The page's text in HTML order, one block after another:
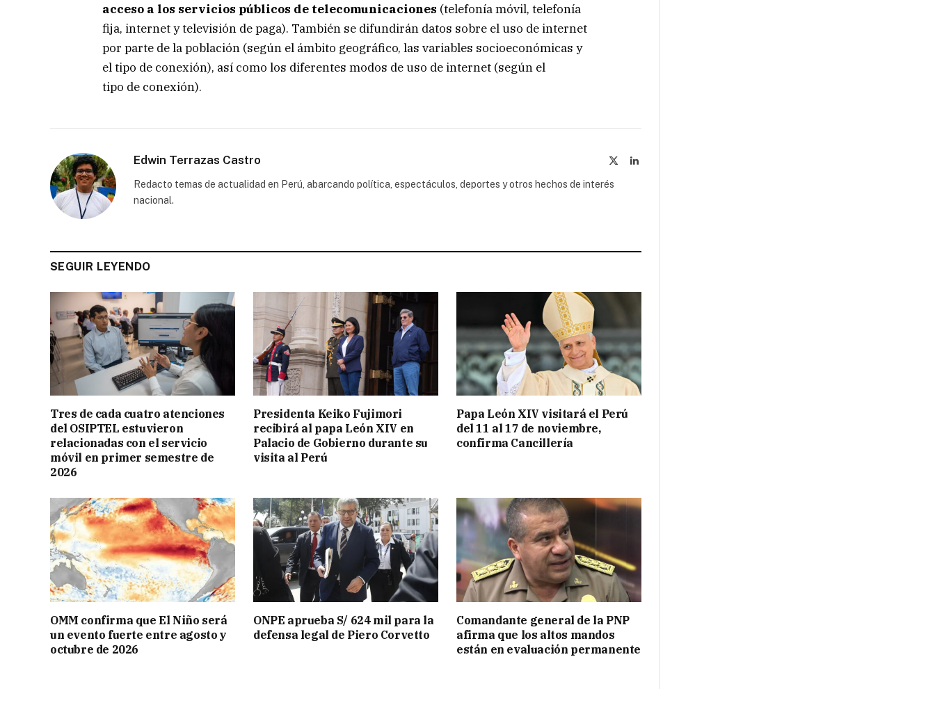
acceso a los servicios públicos de telecomunicaciones (telefonía móvil, telefonía
fija, internet y televisión de paga). También se difundirán datos sobre el uso de internet
por parte de la población (según el ámbito geográfico, las variables socioeconómicas y
el tipo de conexión), así como los diferentes modos de uso de internet (según el
tipo de conexión).
Edwin Terrazas Castro LinkedIn
Redacto temas de actualidad en Perú, abarcando política, espectáculos, deportes y otros hechos de interés
nacional.
SEGUIR LEYENDO
Tres de cada cuatro atenciones
del OSIPTEL estuvieron
relacionadas con el servicio
móvil en primer semestre de
2026
Presidenta Keiko Fujimori
recibirá al papa León XIV en
Palacio de Gobierno durante su
visita al Perú
Papa León XIV visitará el Perú
del 11 al 17 de noviembre,
confirma Cancillería
OMM confirma que El Niño será
un evento fuerte entre agosto y
octubre de 2026
ONPE aprueba S/ 624 mil para la
defensa legal de Piero Corvetto
Comandante general de la PNP
afirma que los altos mandos
están en evaluación permanente